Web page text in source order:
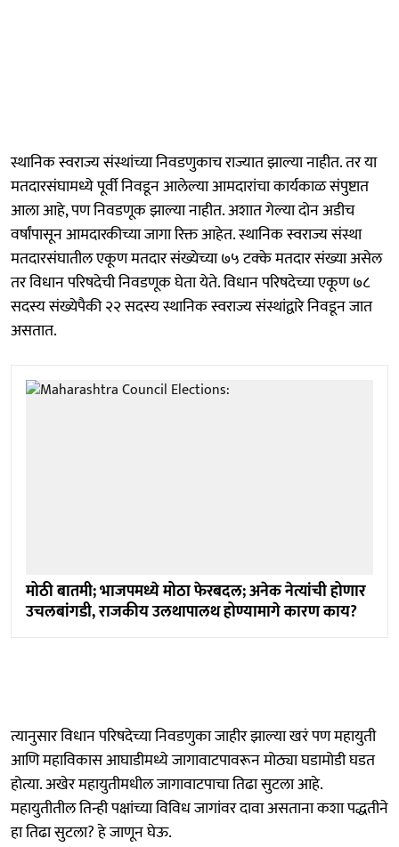
स्थानिक स्वराज्य संस्थांच्या निवडणुकाच राज्यात झाल्या नाहीत. तर या
मतदारसंघामध्ये पूर्वी निवडून आलेल्या आमदारांचा कार्यकाळ संपुष्टात
आला आहे, पण निवडणूक झाल्या नाहीत. अशात गेल्या दोन अडीच
वर्षांपासून आमदारकीच्या जागा रिक्त आहेत. स्थानिक स्वराज्य संस्था
मतदारसंघातील एकूण मतदार संख्येच्या ७५ टक्के मतदार संख्या असेल
तर विधान परिषदेची निवडणूक घेता येते. विधान परिषदेच्या एकूण ७८
सदस्य संख्येपैकी २२ सदस्य स्थानिक स्वराज्य संस्थांद्वारे निवडून जात
असतात.
मोठी बातमी; भाजपमध्ये मोठा फेरबदल; अनेक नेत्यांची होणार
उचलबांगडी, राजकीय उलथापालथ होण्यामागे कारण काय?
त्यानुसार विधान परिषदेच्या निवडणुका जाहीर झाल्या खरं पण महायुती
आणि महाविकास आघाडीमध्ये जागावाटपावरून मोठ्या घडामोडी घडत
होत्या. अखेर महायुतीमधील जागावाटपाचा तिढा सुटला आहे.
महायुतीतील तिन्ही पक्षांच्या विविध जागांवर दावा असताना कशा पद्धतीने
हा तिढा सुटला? हे जाणून घेऊ.